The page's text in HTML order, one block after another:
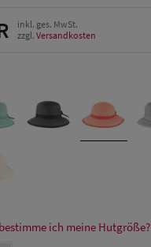
inkl. ges. MwSt.
zzgl. Versandkosten
ich meine Hutgröße?